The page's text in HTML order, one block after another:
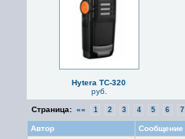
Hytera TC-320
руб.
Страница: «« 1 2 3 4 5 6 7
Автор
Сообщение